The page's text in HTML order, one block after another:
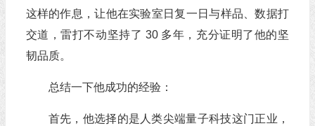
这样的作息，让他在实验室日复一日与样品、数据打
交道，雷打不动坚持了 30 多年，充分证明了他的坚
韧品质。
总结一下他成功的经验：
首先，他选择的是人类尖端量子科技这门正业，